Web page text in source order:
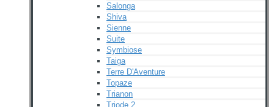
Salonga
Shiva
Sienne
Suite
Symbiose
Taiga
Terre D'Aventure
Topaze
Trianon
Triode 2